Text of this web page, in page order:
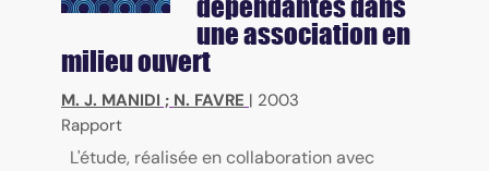
dépendantes dans
une association en
milieu ouvert
M. J. MANIDI ; N. FAVRE | 2003
Rapport
L'étude, réalisée en collaboration avec